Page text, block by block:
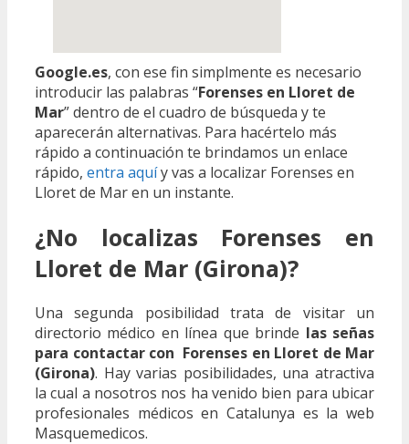
Google.es, con ese fin simplmente es necesario
introducir las palabras “Forenses en Lloret de
Mar” dentro de el cuadro de búsqueda y te
aparecerán alternativas. Para hacértelo más
rápido a continuación te brindamos un enlace
rápido, entra aquíy vas a localizar Forenses en
Lloret de Mar en un instante.
¿No localizas Forenses en
Lloret de Mar (Girona)?
Una segunda posibilidad trata de visitar un
directorio médico en línea que brinde las señas
para contactar con Forenses en Lloret de Mar
(Girona). Hay varias posibilidades, una atractiva
la cual a nosotros nos ha venido bien para ubicar
profesionales médicos en Catalunya es la web
Masquemedicos.